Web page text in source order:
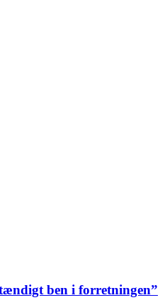
ben i forretningen”